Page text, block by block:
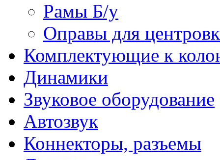
Рамы Б/у
Оправы для
Комплектующие к
Динамики
Звуковое оборудование
Автозвук
Коннекторы, разъемы